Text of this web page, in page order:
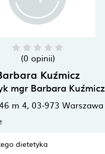
(0 opinii)
Kuźmicz
mgr Barbara Kuźmicz
m 4, 03-973 Warszawa
dietetyka